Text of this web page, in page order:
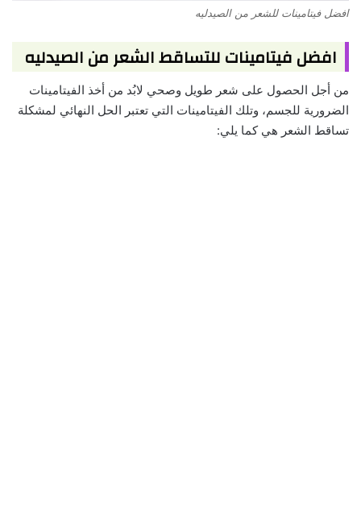
افضل فيتامينات للشعر من الصيدليه
افضل فيتامينات للتساقط الشعر من الصيدليه
من أجل الحصول على شعر طويل وصحي لابُد من أخذ الفيتامينات
الضرورية للجسم، وتلك الفيتامينات التي تعتبر الحل النهائي لمشكلة
تساقط الشعر هي كما يلي: